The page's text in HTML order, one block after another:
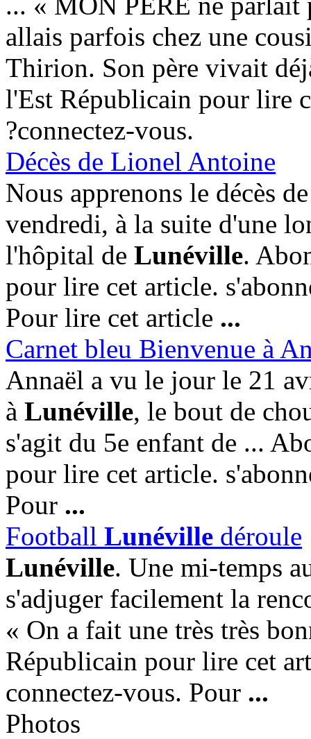
allais parfois chez une
Thirion. Son père vivait
l'Est Républicain pour lire
?connectez-vous.
Décès de Lionel Antoine
Nous apprenons le décès
vendredi, à la suite d'une
l'hôpital de Lunéville.
pour lire cet article.
Pour lire cet article ...
Carnet bleu Bienvenue à
Annaël a vu le jour le 21
à Lunéville, le bout de
s'agit du 5e enfant de ...
pour lire cet article.
Pour ...
Football Lunéville déroule
Lunéville. Une mi-temps
s'adjuger facilement la
« On a fait une très très
Républicain pour lire cet
connectez-vous. Pour ...
Photos